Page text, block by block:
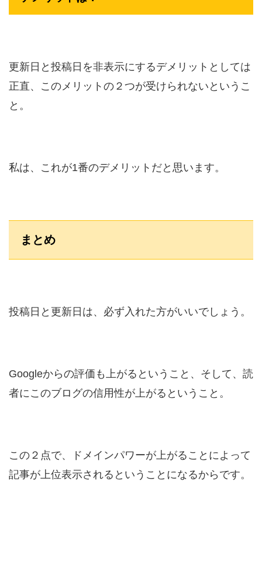
更新日と投稿日を非表示にするデメリットとしては
正直、このメリットの２つが受けられないというこ
と。
私は、これが1番のデメリットだと思います。
まとめ
投稿日と更新日は、必ず入れた方がいいでしょう。
Googleからの評価も上がるということ、そして、読
者にこのブログの信用性が上がるということ。
この２点で、ドメインパワーが上がることによって
記事が上位表示されるということになるからです。